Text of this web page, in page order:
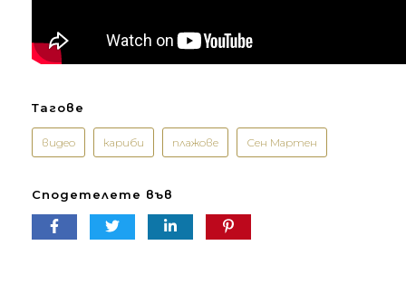
Тагове
видео кариби плажове Сен Мартен
Сподетелете във